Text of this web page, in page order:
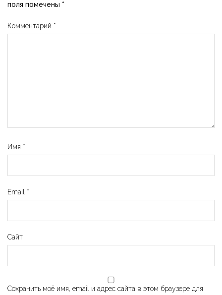
поля помечены *
Комментарий *
Имя *
Email *
Сайт
Сохранить моё имя, email и адрес сайта в этом браузере для